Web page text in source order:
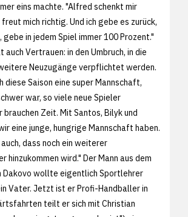
eins machte. "Alfred schenkt mir
mich richtig. Und ich gebe es zurück,
gebe in jedem Spiel immer 100 Prozent."
auch Vertrauen: in den Umbruch, in die
Neuzugänge verpflichtet werden.
diese Saison eine super Mannschaft,
war, so viele neue Spieler
brauchen Zeit. Mit Santos, Bilyk und
eine junge, hungrige Mannschaft haben.
dass noch ein weiterer
hinzukommen wird." Der Mann aus dem
Dakovo wollte eigentlich Sportlehrer
Vater. Jetzt ist er Profi-Handballer in
teilt er sich mit Christian